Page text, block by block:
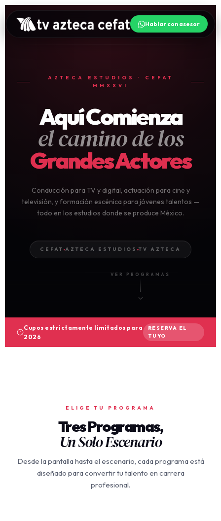
Hablar con asesor
AZTECA ESTUDIOS · CEFAT
MMXXVI
Aquí Comienza
el camino de los
Grandes Actores
Conducción para TV y digital, actuación para cine y
televisión, y formación escénica para jóvenes talentos —
todo en los estudios donde se produce México.
CEFAT AZTECA ESTUDIOS TV AZTECA
VER PROGRAMAS
Cupos estrictamente limitados para
2026
RESERVA EL
TUYO
ELIGE TU PROGRAMA
Tres Programas,
Un Solo Escenario
Desde la pantalla hasta el escenario, cada programa está
diseñado para convertir tu talento en carrera
profesional.